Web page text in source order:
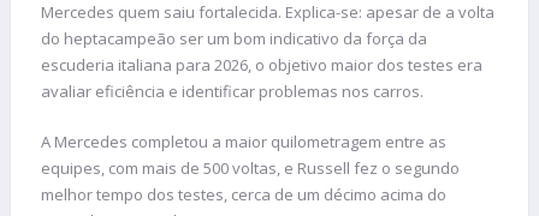
Mercedes quem saiu fortalecida. Explica-se: apesar de a volta
do heptacampeão ser um bom indicativo da força da
escuderia italiana para 2026, o objetivo maior dos testes era
avaliar eficiência e identificar problemas nos carros.
A Mercedes completou a maior quilometragem entre as
equipes, com mais de 500 voltas, e Russell fez o segundo
melhor tempo dos testes, cerca de um décimo acima do